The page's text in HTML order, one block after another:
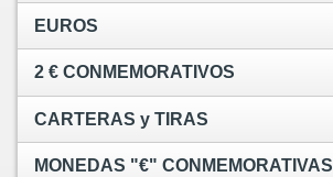
EUROS
2 € CONMEMORATIVOS
CARTERAS y TIRAS
MONEDAS "€" CONMEMORATIVAS